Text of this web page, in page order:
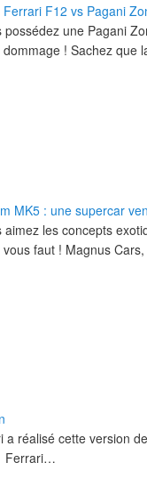
Ferrari F12 vs Pagani
possédez une Pagani
! Sachez que
MK5 : une supercar
aimez les concepts
vous faut ! Magnus
réalisé cette version
Ferrari…